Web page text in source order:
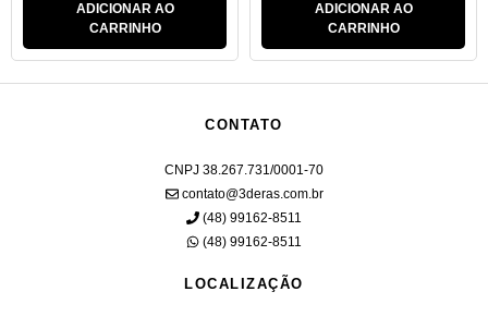
ADICIONAR AO
CARRINHO
ADICIONAR AO
CARRINHO
CONTATO
CNPJ 38.267.731/0001-70
contato@3deras.com.br
(48) 99162-8511
(48) 99162-8511
LOCALIZAÇÃO